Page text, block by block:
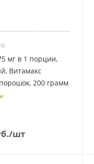
мг в 1 порции,
Витамакс
200 грамм
/шт